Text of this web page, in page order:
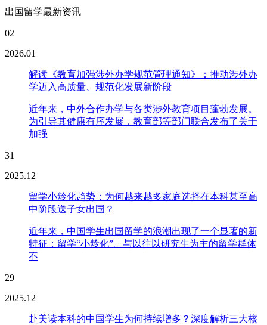
出国留学最新资讯
02
2026.01
解读《教育加强涉外办学规范管理通知》：推动涉外办
学迈入高质量、规范化发展新阶段
近年来，中外合作办学与各类涉外教育项目蓬勃发展。
为引导其健康有序发展，教育部等部门联合发布了关于
加强
31
2025.12
留学小龄化趋势：为何越来越多家庭选择在本科甚至高
中阶段送子女出国？
近年来，中国学生出国留学的浪潮出现了一个显著的新
特征：留学“小龄化”。与以往以研究生为主的留学群体
不
29
2025.12
赴美读本科的中国学生为何持续增多？深度解析三大核